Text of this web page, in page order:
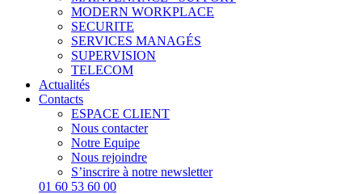
MODERN WORKPLACE
SECURITE
SERVICES MANAGÉS
SUPERVISION
TELECOM
Actualités
Contacts
ESPACE CLIENT
Nous contacter
Notre Equipe
Nous rejoindre
S’inscrire à notre newsletter
01 60 53 60 00